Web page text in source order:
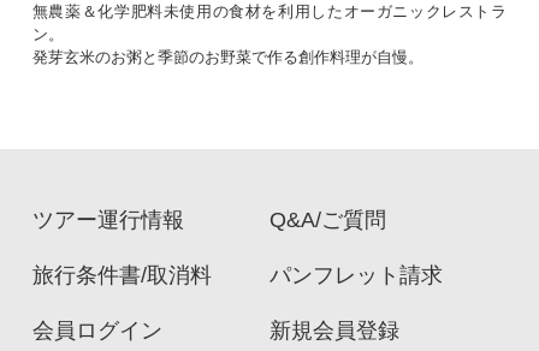
無農薬＆化学肥料未使用の食材を利用したオーガニックレストラ
ン。
発芽玄米のお粥と季節のお野菜で作る創作料理が自慢。
ツアー運行情報 Q&A/ご質問
旅行条件書/取消料 パンフレット請求
会員ログイン 新規会員登録